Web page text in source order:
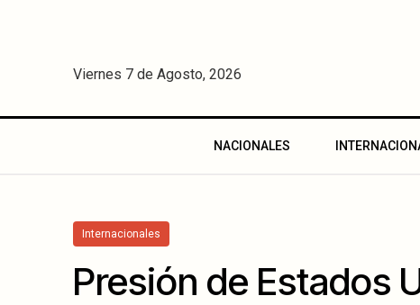
Viernes 7 de Agosto, 2026
NACIONALES
Internacionales
Presión de Estados